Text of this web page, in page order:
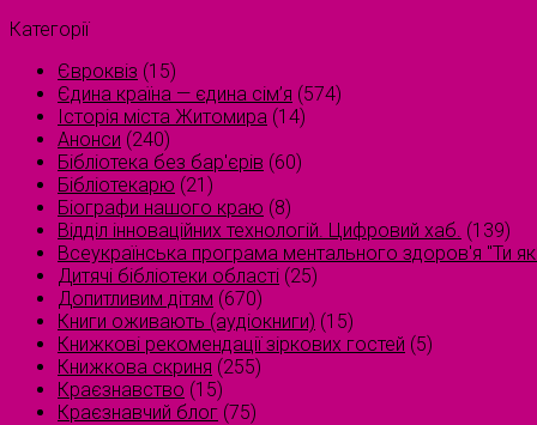
Категорії
Євроквіз (15)
Єдина країна — єдина сім’я (574)
Історія міста Житомира (14)
Анонси (240)
Бібліотека без бар'єрів (60)
Бібліотекарю (21)
Біографи нашого краю (8)
Відділ інноваційних технологій. Цифровий хаб. (139)
Всеукраїнська програма ментального здоров'я "Ти
Дитячі бібліотеки області (25)
Допитливим дітям (670)
Книги оживають (аудіокниги) (15)
Книжкові рекомендації зіркових гостей (5)
Книжкова скриня (255)
Краєзнавство (15)
Краєзнавчий блог (75)